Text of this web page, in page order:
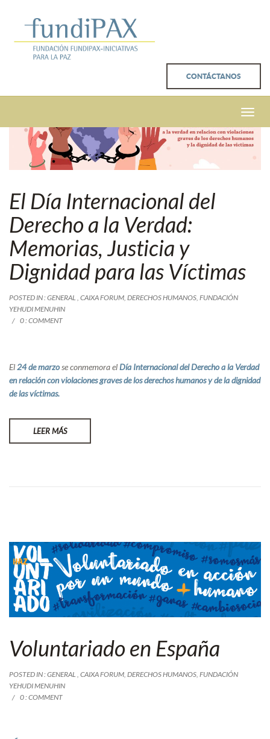
CONTÁCTANOS
Toggle
El Día Internacional del
Derecho a la Verdad:
Memorias, Justicia y
Dignidad para las Víctimas
POSTED IN :GENERAL CAIXA FORUM DERECHOS HUMANOS FUNDACIÓN
YEHUDI MENUHIN
0 : COMMENT
El24 de marzose conmemora elDía Internacional del Derecho a la Verdad
en relación con violaciones graves de los derechos humanos y de la dignidad
de las víctimas.
LEER MÁS
Voluntariado en España
POSTED IN :GENERAL CAIXA FORUM DERECHOS HUMANOS FUNDACIÓN
YEHUDI MENUHIN
0 : COMMENT